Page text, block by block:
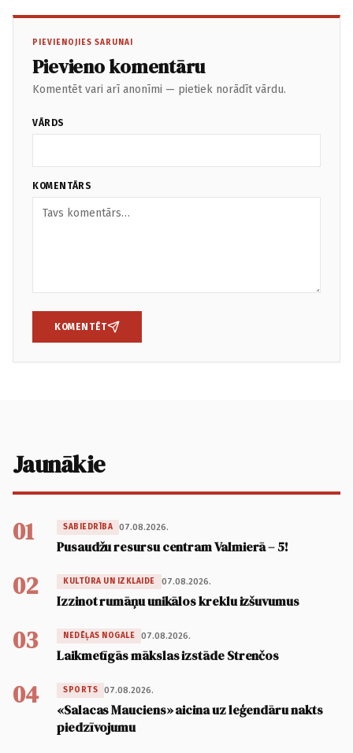
PIEVIENOJIES SARUNAI
Pievieno komentāru
Komentēt vari arī anonīmi — pietiek norādīt vārdu.
VĀRDS
KOMENTĀRS
KOMENTĒT
Jaunākie
01 SABIEDRĪBA 07.08.2026.
Pusaudžu resursu centram Valmierā – 5!
02 KULTŪRA UN IZKLAIDE 07.08.2026.
Izzinot rumāņu unikālos kreklu izšuvumus
03 NEDĒĻAS NOGALE 07.08.2026.
Laikmetīgās mākslas izstāde Strenčos
04 SPORTS 07.08.2026.
«Salacas Mauciens» aicina uz leģendāru nakts
piedzīvojumu